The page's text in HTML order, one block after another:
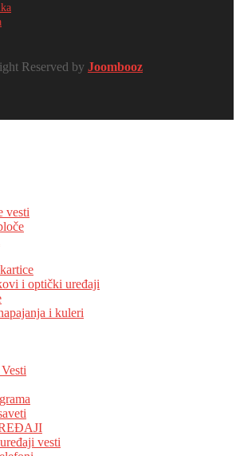
Reserved by Joombooz
vesti
i optički uređaji
i kuleri
vesti